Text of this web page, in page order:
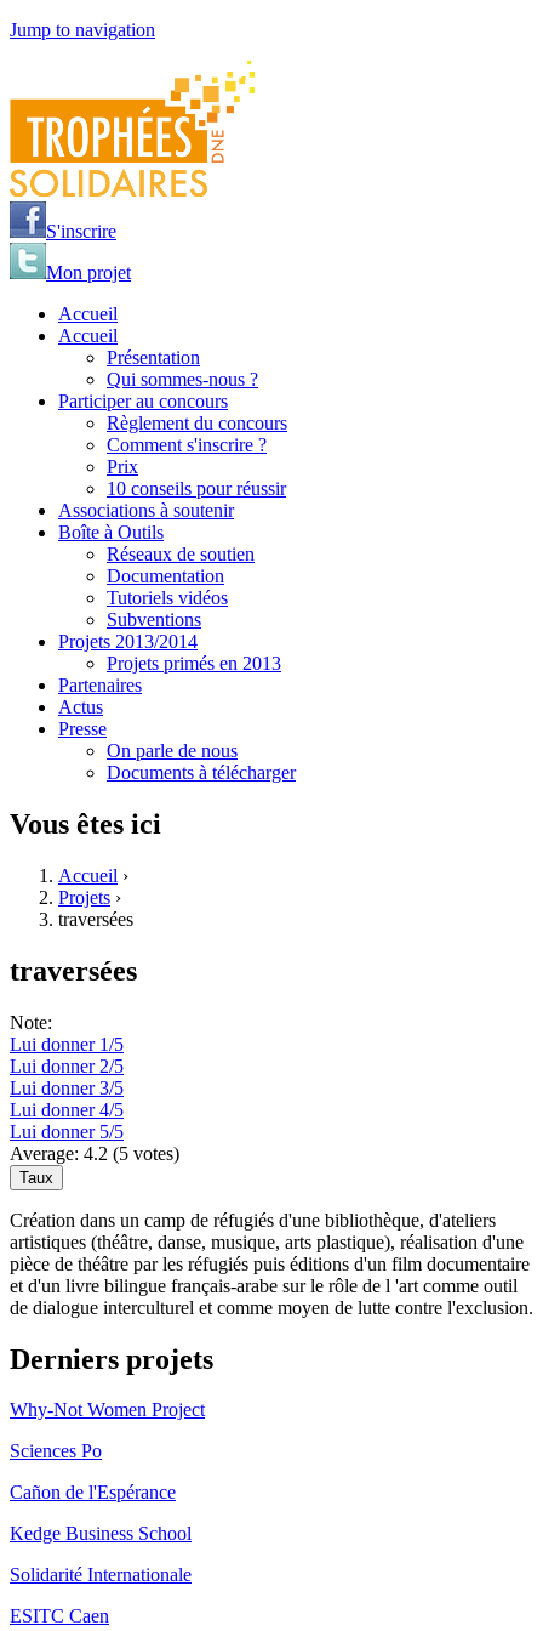
Jump to navigation
S'inscrire
Mon projet
Accueil
Accueil
Présentation
Qui sommes-nous ?
Participer au concours
Règlement du concours
Comment s'inscrire ?
Prix
10 conseils pour réussir
Associations à soutenir
Boîte à Outils
Réseaux de soutien
Documentation
Tutoriels vidéos
Subventions
Projets 2013/2014
Projets primés en 2013
Partenaires
Actus
Presse
On parle de nous
Documents à télécharger
Vous êtes ici
Accueil ›
Projets ›
traversées
traversées
Note:
Lui donner 1/5
Lui donner 2/5
Lui donner 3/5
Lui donner 4/5
Lui donner 5/5
Average: 4.2 (5 votes)
Création dans un camp de réfugiés d'une bibliothèque, d'ateliers
artistiques (théâtre, danse, musique, arts plastique), réalisation d'une
pièce de théâtre par les réfugiés puis éditions d'un film documentaire
et d'un livre bilingue français-arabe sur le rôle de l 'art comme outil
de dialogue interculturel et comme moyen de lutte contre l'exclusion.
Derniers projets
Why-Not Women Project
Sciences Po
Cañon de l'Espérance
Kedge Business School
Solidarité Internationale
ESITC Caen